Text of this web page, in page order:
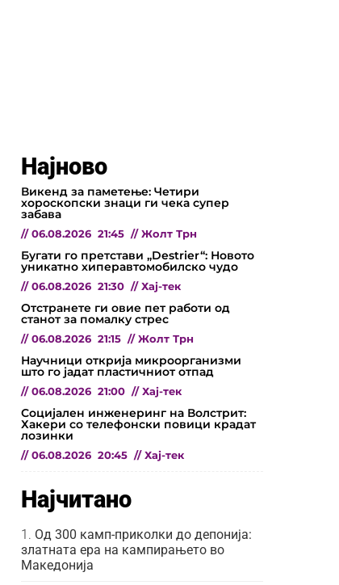
Најново
Викенд за паметење: Четири
хороскопски знаци ги чека супер
забава
// 06.08.2026 21:45 // Жолт Трн
Бугати го претстави „Destrier“: Новото
уникатно хиперавтомобилско чудо
// 06.08.2026 21:30 // Хај-тек
Отстранете ги овие пет работи од
станот за помалку стрес
// 06.08.2026 21:15 // Жолт Трн
Научници открија микроорганизми
што го јадат пластичниот отпад
// 06.08.2026 21:00 // Хај-тек
Социјален инженеринг на Волстрит:
Хакери со телефонски повици крадат
лозинки
// 06.08.2026 20:45 // Хај-тек
Најчитано
Од 300 камп-приколки до депонија:
златната ера на кампирањето во
Македонија